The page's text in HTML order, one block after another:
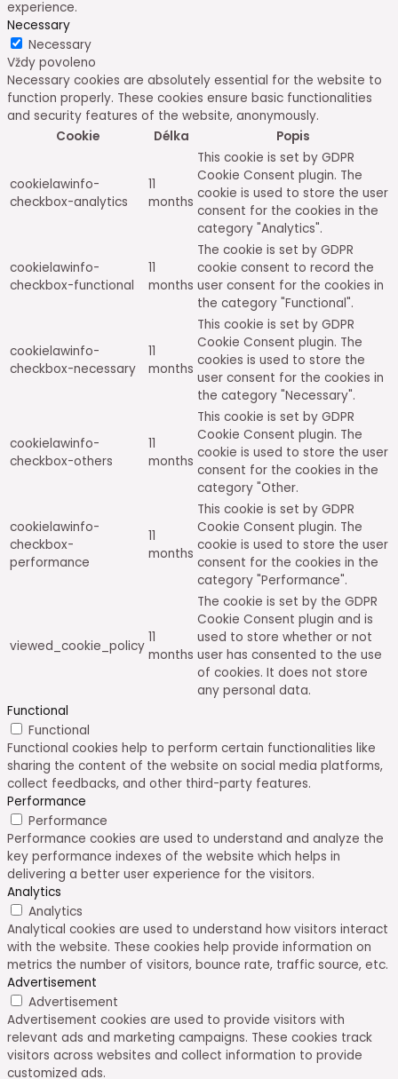
experience.
Necessary
Necessary
Vždy povoleno
Necessary cookies are absolutely essential for the website to
function properly. These cookies ensure basic functionalities
and security features of the website, anonymously.
Cookie
Délka Popis
cookielawinfo-
checkbox-analytics
11
months
This cookie is set by GDPR
Cookie Consent plugin. The
cookie is used to store the user
consent for the cookies in the
category "Analytics".
cookielawinfo-
checkbox-functional
11
months
The cookie is set by GDPR
cookie consent to record the
user consent for the cookies in
the category "Functional".
cookielawinfo-
checkbox-necessary
11
months
This cookie is set by GDPR
Cookie Consent plugin. The
cookies is used to store the
user consent for the cookies in
the category "Necessary".
cookielawinfo-
checkbox-others
11
months
This cookie is set by GDPR
Cookie Consent plugin. The
cookie is used to store the user
consent for the cookies in the
category "Other.
cookielawinfo-
checkbox-
performance
11
months
This cookie is set by GDPR
Cookie Consent plugin. The
cookie is used to store the user
consent for the cookies in the
category "Performance".
viewed_cookie_policy
11
months
The cookie is set by the GDPR
Cookie Consent plugin and is
used to store whether or not
user has consented to the use
of cookies. It does not store
any personal data.
Functional
Functional
Functional cookies help to perform certain functionalities like
sharing the content of the website on social media platforms,
collect feedbacks, and other third-party features.
Performance
Performance
Performance cookies are used to understand and analyze the
key performance indexes of the website which helps in
delivering a better user experience for the visitors.
Analytics
Analytics
Analytical cookies are used to understand how visitors interact
with the website. These cookies help provide information on
metrics the number of visitors, bounce rate, traffic source, etc.
Advertisement
Advertisement
Advertisement cookies are used to provide visitors with
relevant ads and marketing campaigns. These cookies track
visitors across websites and collect information to provide
customized ads.